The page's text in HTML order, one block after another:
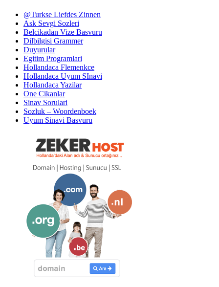
@Turkse Liefdes Zinnen
Ask Sevgi Sozleri
Belcikadan Vize Basvuru
Dilbilgisi Grammer
Duyurular
Egitim Programlari
Hollandaca Flemenkce
Hollandaca Uyum SInavi
Hollandaca Yazilar
One Cikanlar
Sinav Sorulari
Sozluk – Woordenboek
Uyum Sinavi Basvuru